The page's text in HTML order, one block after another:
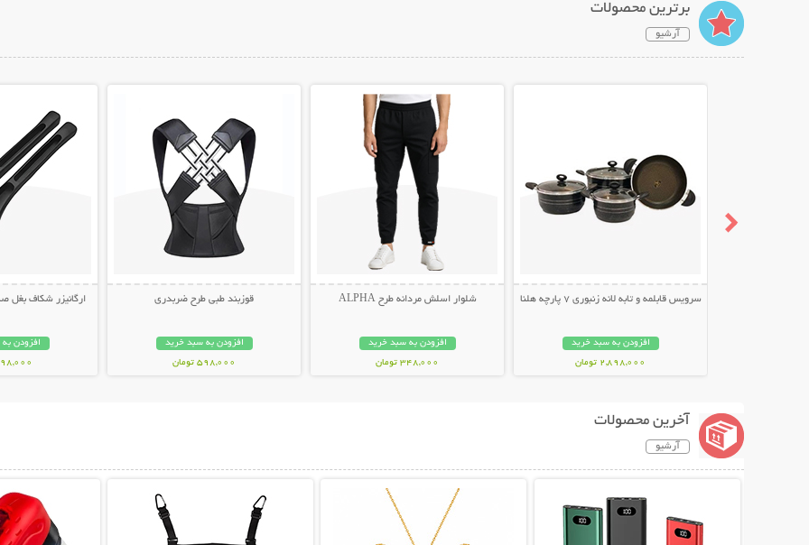
برترین محصولات
آرشیو
سرویس قابلمه و تابه لانه زنبوری 7 پارچه هلنا
افزودن به سبد خرید
2,898,000 تومان
شلوار اسلش مردانه طرح ALPHA
افزودن به سبد خرید
348,000 تومان
قوزبند طبی طرح ضربدری
افزودن به سبد خرید
598,000 تومان
ارگانیزر شکاف بغل
افزودن
498,000
آخرین محصولات
آرشیو